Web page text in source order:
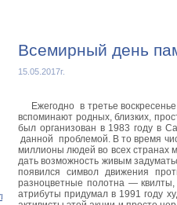
Всемирный день
15.05.2017г.
Ежегодно в третье
вспоминают родных, близких,
был организован в 1983 году в
данной проблемой. В то время
миллионы людей во всех странах
дать возможность живым
появился символ движения
разноцветные полотна —
атрибуты придумал в 1991 году